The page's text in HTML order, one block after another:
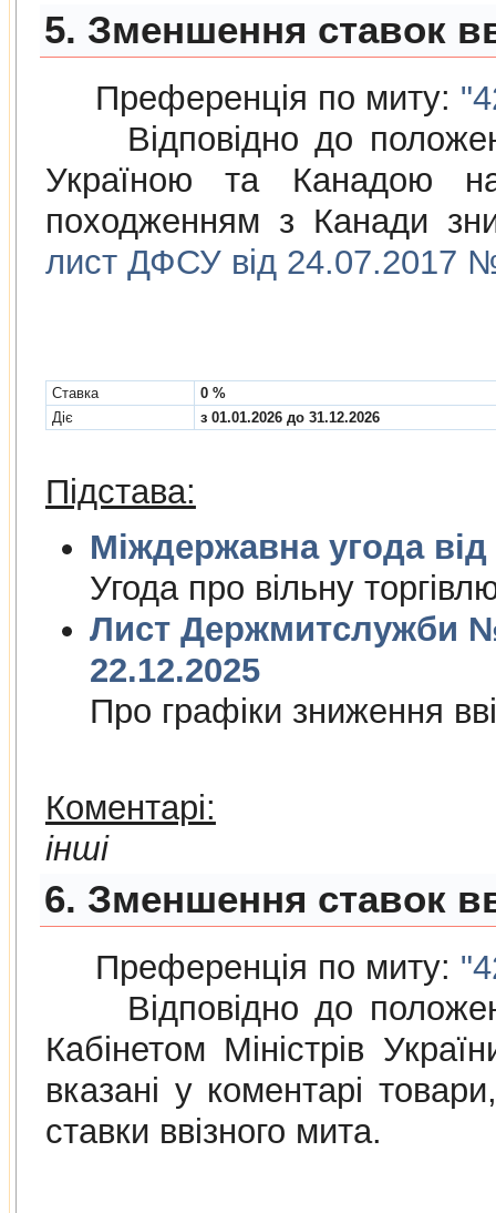
5. Зменшення ставок
Преференція по миту:
Відповідно до
Україною та Канадою
походженням з Канади
лист ДФСУ від 24.07.2017
Cтавка
0 %
Діє
з 01.01.2026 до 31.12.2026
Підстава:
Угода про вiльну
Лист Держмитслужби №
22.12.2025
Про графiки зниження
Коментарі:
інші
6. Зменшення ставок
Преференція по миту:
Відповідно до
Кабінетом Міністрів
вказані у коментарі
ставки ввізного мита.